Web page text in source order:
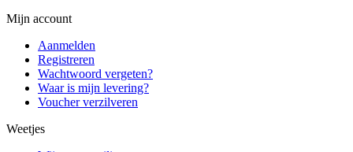
Mijn account
Aanmelden
Registreren
Wachtwoord vergeten?
Waar is mijn levering?
Voucher verzilveren
Weetjes